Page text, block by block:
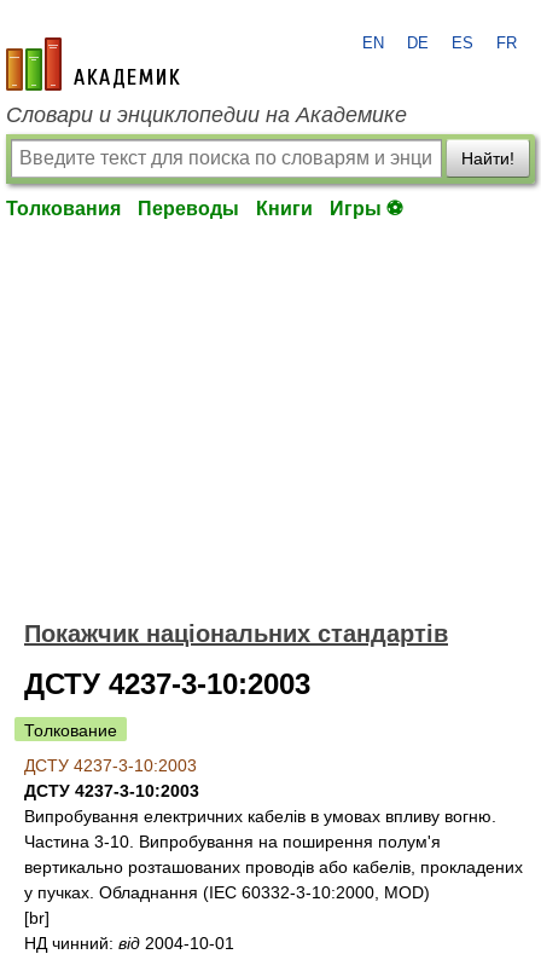
academic.ru
EN DE ES FR
Словари и энциклопедии на Академике
Найти!
Толкования Переводы Книги Игры ⚽
Покажчик національних стандартів
ДСТУ 4237-3-10:2003
Толкование
ДСТУ 4237-3-10:2003
ДСТУ 4237-3-10:2003
Випробування електричних кабелів в умовах впливу вогню.
Частина 3-10. Випробування на поширення полум'я
вертикально розташованих проводів або кабелів, прокладених
у пучках. Обладнання (IEC 60332-3-10:2000, MOD)
[br]
НД чинний: від 2004-10-01